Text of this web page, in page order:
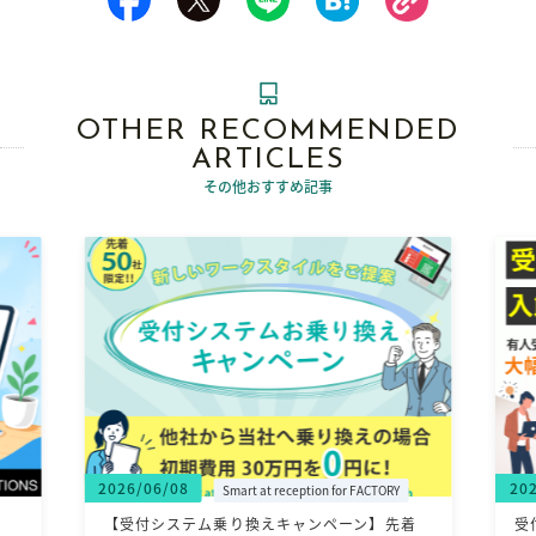
OTHER RECOMMENDED
ARTICLES
その他おすすめ記事
2026/01/17 Smart at reception
受付コストを大幅削減したい企業必見！無人受